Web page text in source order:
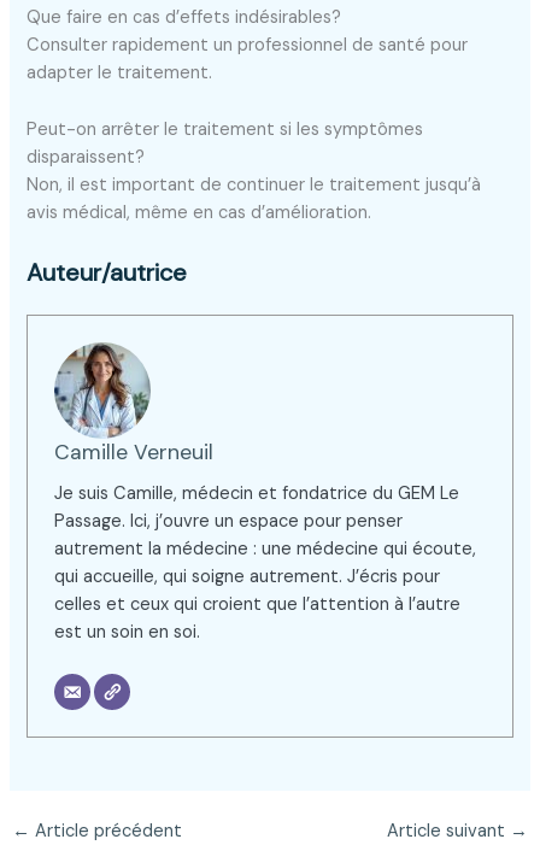
Que faire en cas d’effets indésirables?
Consulter rapidement un professionnel de santé pour
adapter le traitement.
Peut-on arrêter le traitement si les symptômes
disparaissent?
Non, il est important de continuer le traitement jusqu’à
avis médical, même en cas d’amélioration.
Auteur/autrice
Camille Verneuil
Je suis Camille, médecin et fondatrice du GEM Le
Passage. Ici, j’ouvre un espace pour penser
autrement la médecine : une médecine qui écoute,
qui accueille, qui soigne autrement. J’écris pour
celles et ceux qui croient que l’attention à l’autre
est un soin en soi.
← Article précédent Article suivant →